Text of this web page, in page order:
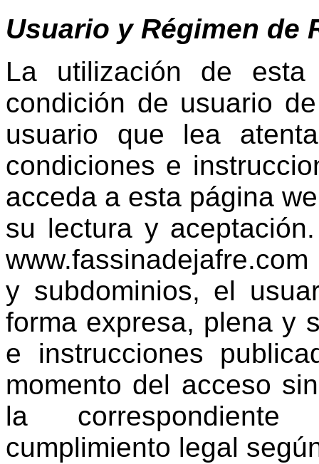
Usuario y Régimen de
La utilización de
condición de usuario
usuario que lea
condiciones e
acceda a esta página
su lectura y
y subdominios, el
forma expresa, plena y
e instrucciones
momento del acceso
la
cumplimiento legal